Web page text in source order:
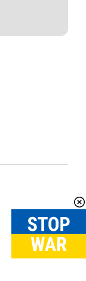
Вгору↑